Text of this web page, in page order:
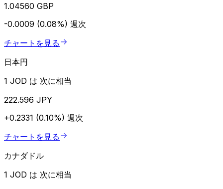
1.04560 GBP
-0.0009 (0.08%) 週次
チャートを見る
日本円
1 JOD は 次に相当
222.596 JPY
+0.2331 (0.10%) 週次
チャートを見る
カナダドル
1 JOD は 次に相当